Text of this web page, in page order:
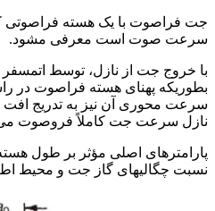
جت فراصوت با یک هسته فراصوتی
سرعت صوت است معرفی مشود.
با خروج جت از نازل، توسط اتمسفر
بطوریکه پهنای هسته فراصوت در
سرعت محوری آن نیز به تدریج افت
نازل سرعت جت کاملاً فروصوت
پارامترهای اصلی مؤثر بر طول
نسبت چگالیهای گاز جت و محیط